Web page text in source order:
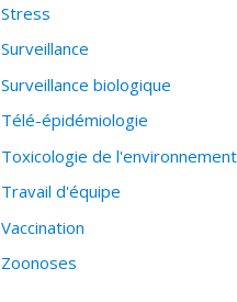
Stress
Surveillance
Surveillance biologique
Télé-épidémiologie
Toxicologie de
Travail d'équipe
Vaccination
Zoonoses